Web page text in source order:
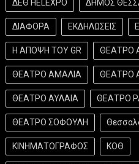
ΔΕΘ HELEXPO ΔΗΜΟΣ
ΔΙΑΦΟΡΑ ΕΚΔΗΛΩΣΕΙΣ
Η ΑΠΟΨΗ ΤΟΥ GR ΘΕΑΤΡΟ
ΘΕΑΤΡΟ ΑΜΑΛΙΑ ΘΕΑΤΡΟ
ΘΕΑΤΡΟ ΑΥΛΑΙΑ ΘΕΑΤΡΟ
ΘΕΑΤΡΟ ΣΟΦΟΥΛΗ
ΚΙΝΗΜΑΤΟΓΡΑΦΟΣ ΚΟΘ